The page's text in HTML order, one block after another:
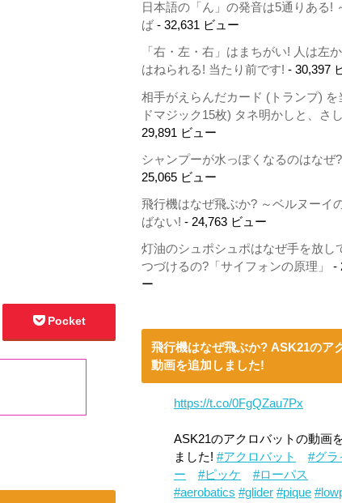
Pocket
日本語の「ん」の発音は5通りある!
ば - 32,631 ビュー
「右・左・右」はまちがい! 人は左
はねられる! 当たり前です! - 30,397
相手がえらんだカード (トランプ) を
ドマジック15枚) タネ明かしと、さ
29,891 ビュー
シャンプーが水っぽくなるのはなぜ
25,065 ビュー
飛行機はなぜ飛ぶか? ～ベルヌーイ
ばない! - 24,763 ビュー
灯油のシュポシュポはなぜ手を放し
つづけるの?「サイフォンの原理」
-
ー
飛行機はなぜ飛ぶか? ASK21のア
動画を追加しました!
https://t.co/0FgQZau7Px
ASK21のアクロバットの動画
ました! #アクロバット
#グラ
ー
#ピッケ
#ローパス
#aerobatics #glider #pique